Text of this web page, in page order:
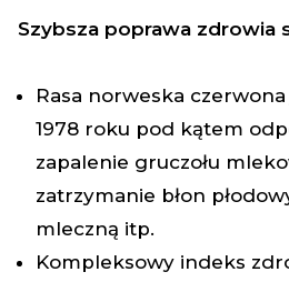
Szybsza poprawa zdrowia
Rasa norweska
1978 roku pod kątem
zapalenie gruczołu
zatrzymanie błon
mleczną itp.
Kompleksowy indeks